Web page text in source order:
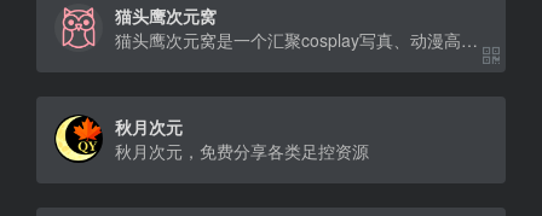
猫头鹰次元窝
猫头鹰次元窝是一个汇聚cosplay写真、动漫高清美图、电脑手机主题美化、ASMR推荐的二次元资源聚
秋月次元
秋月次元，免费分享各类足控资源